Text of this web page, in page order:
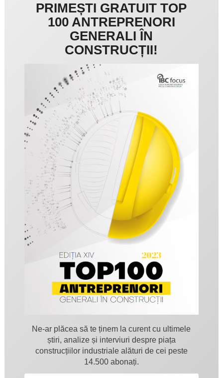
PRIMEȘTI GRATUIT TOP
100 ANTREPRENORI
GENERALI ÎN
CONSTRUCȚII!
Ne-ar plăcea să te ținem la curent cu ultimele
știri, analize și interviuri despre piața
construcțiilor industriale alături de cei peste
14.500 abonați.